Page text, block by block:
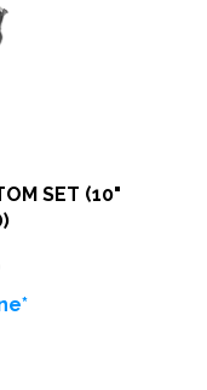
SET (10"